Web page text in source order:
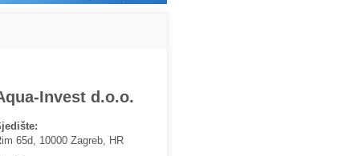
Invest d.o.o.
65d, 10000 Zagreb, HR